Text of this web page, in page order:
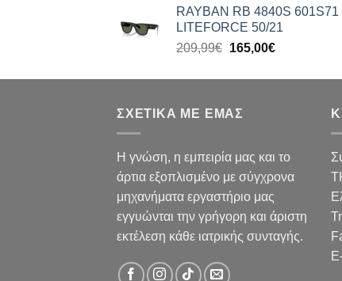
was:
199,99€.
τιμή
είναι:
159,00€.
RAYBAN RB 4840S 601S71
LITEFORCE 50/21
209,99€ Original
was:
165,00€Η
τιμή
ΣΧΕΤΙΚΑ ΜΕ ΕΜΑΣ
Η γνώση, η εμπειρία μας και το
άρτια εξοπλισμένο με σύγχρονα
μηχανήματα εργαστήριο μας
εγγυώνται την γρήγορη και άριστη
εκτέλεση κάθε ιατρικής συνταγής.
E